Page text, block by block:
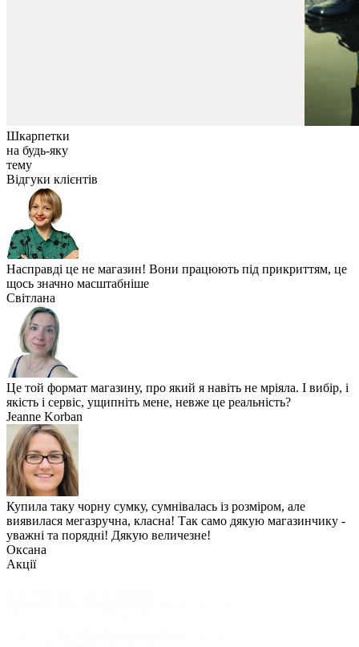
Шкарпетки
на будь-яку
тему
Відгуки клієнтів
Насправді це не магазин! Вони працюють під прикриттям, це
щось значно масштабніше
Світлана
Це той формат магазину, про який я навіть не мріяла. І вибір, і
якість і сервіс, ущипніть мене, невже це реальність?
Jeanne Korban
Купила таку чорну сумку, сумнівалась із розміром, але
виявилася мегазручна, класна! Так само дякую магазинчику -
уважні та порядні! Дякую величезне!
Оксана
Акції